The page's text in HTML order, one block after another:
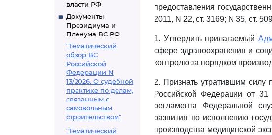
власти РФ
Документы
Президиума и
Пленума ВС РФ
"Тематический
обзор ВС
Российской
Федерации N
13/2026. О судебной
практике по делам,
связанным с
самовольным
строительством"
"Тематический
предоставления
2011, N 22, ст. 3169; N 35, ст.
1. Утвердить прилагаемый
сфере здравоохранения и
контролю за порядком
2. Признать утратившим силу
Российской Федерации от
регламента Федеральной
развития по исполнению
производства медицинской